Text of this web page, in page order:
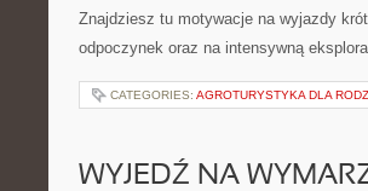
Znajdziesz tu motywacje na wyjazdy
odpoczynek oraz na intensywną
CATEGORIES: AGROTURYSTYKA DLA
WYJEDŹ NA